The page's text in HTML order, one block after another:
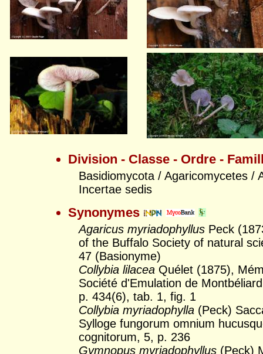
Division - Classe - Ordre -
Basidiomycota / Agaricomycetes /
Incertae sedis
Synonymes
Agaricus myriadophyllus Peck
of the Buffalo Society of natural
47 (Basionyme)
Collybia lilacea Quélet (1875),
Société d'Emulation de
p. 434(6), tab. 1, fig. 1
Collybia myriadophylla (Peck)
Sylloge fungorum omnium
cognitorum, 5, p. 236
Gymnopus myriadophyllus (Peck)